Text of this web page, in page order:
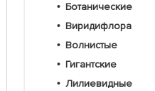
Ботанические
Виридифлора
Волнистые
Гигантские
Лилиевидные